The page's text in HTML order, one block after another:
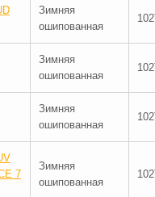
Зимняя
ошипованная
Зимняя
ошипованная
Зимняя
ошипованная
7
Зимняя
ошипованная